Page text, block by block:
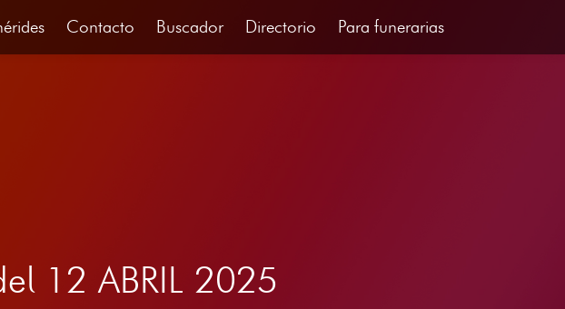
Contacto Buscador Directorio Para funerarias
12 ABRIL 2025